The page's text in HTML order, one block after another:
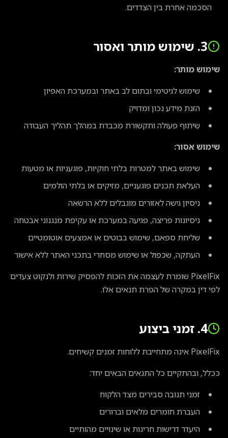
הסכמה אחרת בין הצדדים.
3. שימוש מותר ואסור
שימוש מותר:
שימוש לגיטימי ובתום לב באתר ובמערכת האפיון
הזנת מידע נכון ומדויק
שיתוף פעולה ותקשורת מכבדת במהלך תהליך העבודה
שימוש אסור:
שימוש באתר למטרות בלתי חוקיות, פוגעניות או מטעות
העלאת תכנים פוגעניים, מזיקים או בלתי הולמים
ניסיון גישה לאזורים מוגבלים ללא הרשאה
ניסיונות פריצה, פגיעה במערכת או עקיפת מנגנוני אבטחה
שליחת ספאם, שימוש בבוטים או אמצעים אוטומטיים
העתקה, שכפול או שימוש מסחרי בתכני האתר ללא אישור
PixelFix שומרת לעצמה את הזכות להפסיק שירות ולנקוט צעדים
לפי דין במקרה של הפרת תנאים אלו.
4. זמני ביצוע
PixelFix אינה מתחייבת ללוחות זמנים קשיחים.
ככלל, ובהתקיים כל התנאים הבאים יחד:
זמני תגובה סבירים מצד הלקוח
העברת חומרים מלאים וברורים
היעדר דרישות חריגות או שינויים מהותיים